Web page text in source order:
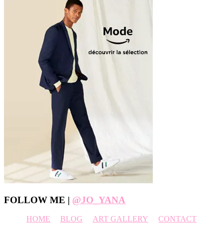
Footer
FOLLOW ME | @JO_YANA
HOME BLOG ART GALLERY
CONTACT